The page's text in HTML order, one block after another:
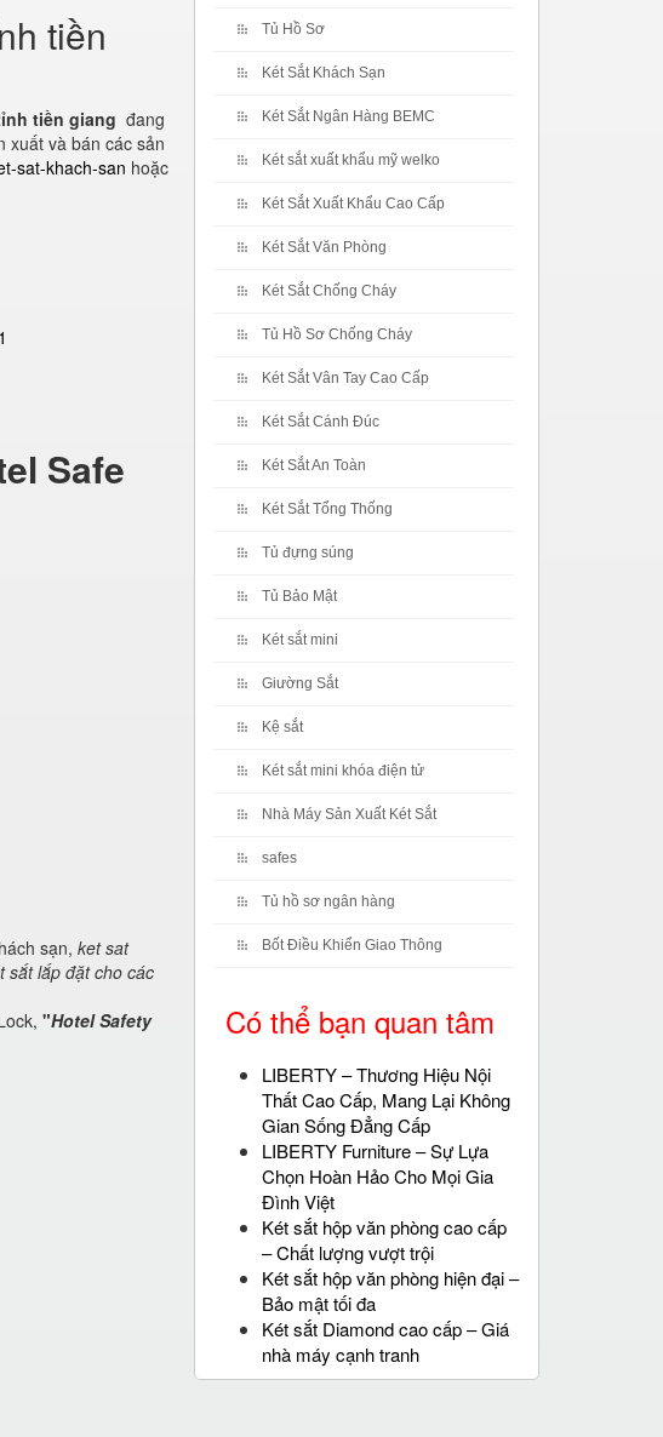
tiền
tiền giang đang
xuất và bán các sản
sat-khach-san hoặc
Safe
sạn, ket sat
sắt lắp đặt cho các
"Hotel Safety
Tủ Hồ Sơ
Két Sắt Khách Sạn
Két Sắt Ngân Hàng BEMC
Két sắt xuất khẩu mỹ welko
Két Sắt Xuất Khẩu Cao Cấp
Két Sắt Văn Phòng
Két Sắt Chống Cháy
Tủ Hồ Sơ Chống Cháy
Két Sắt Vân Tay Cao Cấp
Két Sắt Cánh Đúc
Két Sắt An Toàn
Két Sắt Tổng Thống
Tủ đựng súng
Tủ Bảo Mật
Két sắt mini
Giường Sắt
Kệ sắt
Két sắt mini khóa điện tử
Nhà Máy Sản Xuất Két Sắt
safes
Tủ hồ sơ ngân hàng
Bốt Điều Khiển Giao Thông
Có thể bạn quan tâm
LIBERTY – Thương Hiệu Nội
Thất Cao Cấp, Mang Lại Không
Gian Sống Đẳng Cấp
LIBERTY Furniture – Sự Lựa
Chọn Hoàn Hảo Cho Mọi Gia
Đình Việt
Két sắt hộp văn phòng cao cấp
– Chất lượng vượt trội
Két sắt hộp văn phòng hiện đại –
Bảo mật tối đa
Két sắt Diamond cao cấp – Giá
nhà máy cạnh tranh